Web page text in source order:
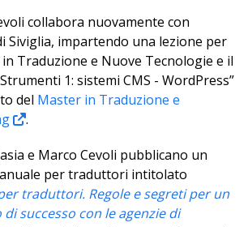
collabora nuovamente con
Siviglia, impartendo una lezione per
Traduzione e Nuove Tecnologie e il
1: sistemi CMS - WordPress”
del Master in Traduzione e
.
e Marco Cevoli pubblicano un
per traduttori intitolato
traduttori. Regole e segreti per un
successo con le agenzie di